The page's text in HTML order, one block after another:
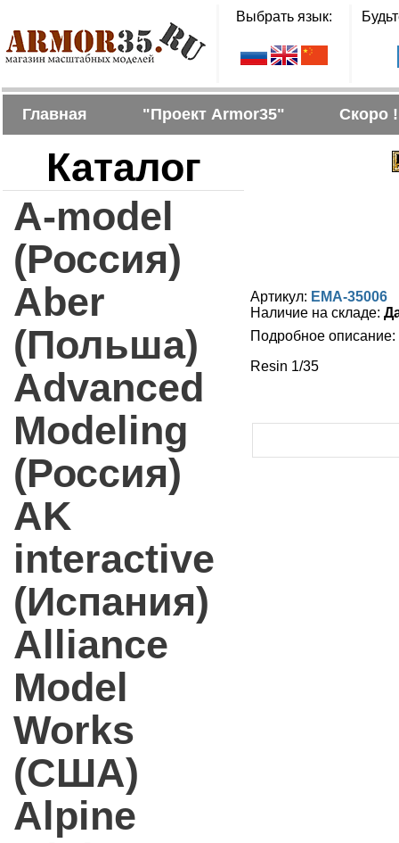
Выбрать язык:
Главная "Проект Armor35" Скоро !
Каталог
A-model
(Россия)
Aber
(Польша)
Advanced
Modeling
(Россия)
AK
interactive
(Испания)
Alliance
Model
Works
(США)
Alpine
Артикул: EMA-35006
Наличие на складе:
Подробное описание:
Resin 1/35